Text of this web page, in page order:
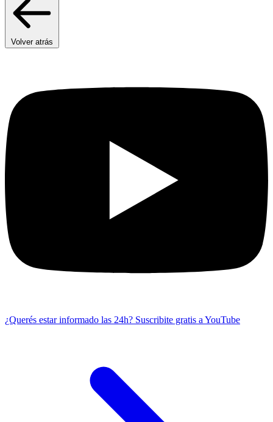
Volver atrás
¿Querés estar informado las 24h? Suscribite gratis a YouTube